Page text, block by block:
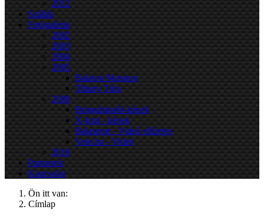
2012
Szállás
Fotógaléria
2002
2003
2004
2005
Balaton Maraton
Tihany Túra
2009
Bringahiradó-képek
X-Iont - képek
Balasport - Videó előzetes
Velo.hu - Videó
2010
Partnerek
Kapcsolat
Ön itt van:
Címlap